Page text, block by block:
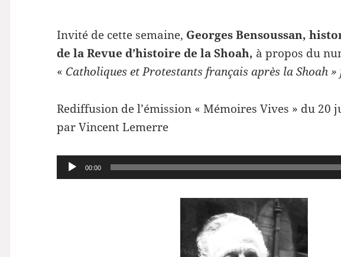
Invité de cette semaine, Georges Bensoussan,
de la Revue d’histoire de la Shoah, à propos du
« Catholiques et Protestants français après la Shoah
Rediffusion de l’émission « Mémoires Vives » du 20
par Vincent Lemerre
Lecteur
audio
00:00